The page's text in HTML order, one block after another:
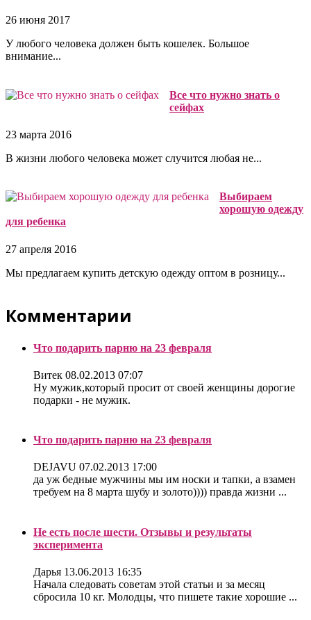
26 июня 2017
У любого человека должен быть кошелек. Большое
внимание...
Все что нужно знать о
сейфах
23 марта 2016
В жизни любого человека может случится любая не...
Выбираем
хорошую одежду
для ребенка
27 апреля 2016
Мы предлагаем купить детскую одежду оптом в розницу...
Комментарии
Что подарить парню на 23 февраля
Витек 08.02.2013 07:07
Ну мужик,который просит от своей женщины дорогие
подарки - не мужик.
Что подарить парню на 23 февраля
DEJAVU 07.02.2013 17:00
да уж бедные мужчины мы им носки и тапки, а взамен
требуем на 8 марта шубу и золото)))) правда жизни ...
Не есть после шести. Отзывы и результаты
эксперимента
Дарья 13.06.2013 16:35
Начала следовать советам этой статьи и за месяц
сбросила 10 кг. Молодцы, что пишете такие хорошие ...